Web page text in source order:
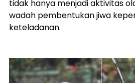
tidak hanya menjadi aktivitas
wadah pembentukan jiwa
keteladanan.